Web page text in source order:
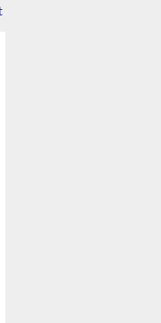
Kriegsfolgen